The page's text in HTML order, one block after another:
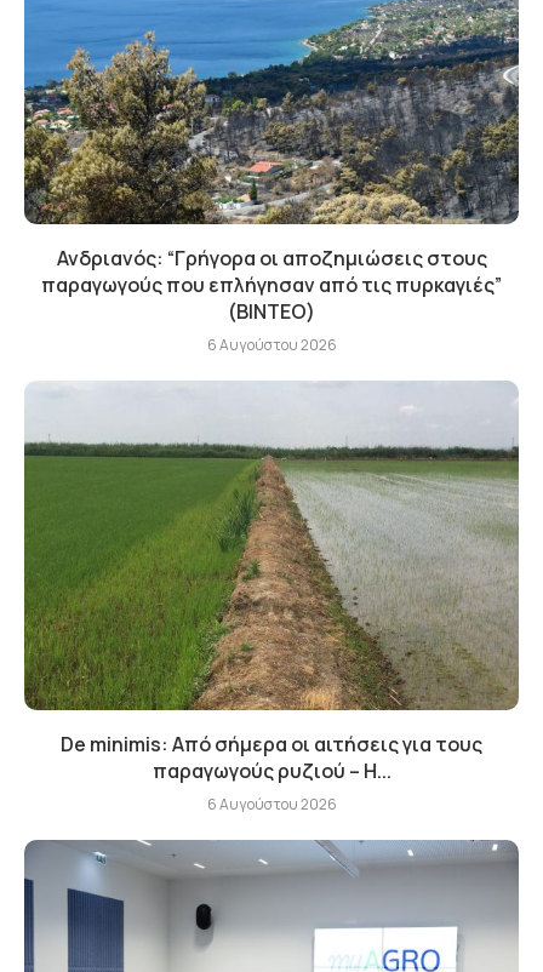
Ανδριανός: “Γρήγορα οι αποζημιώσεις στους
παραγωγούς που επλήγησαν από τις πυρκαγιές”
(BINTEO)
6 Αυγούστου 2026
De minimis: Από σήμερα οι αιτήσεις για τους
παραγωγούς ρυζιού – Η...
6 Αυγούστου 2026